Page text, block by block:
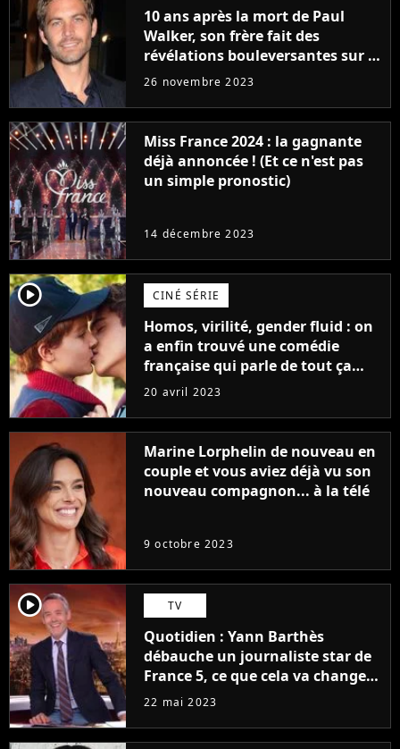
10 ans après la mort de Paul
Walker, son frère fait des
révélations bouleversantes sur la
réaction des acteurs de Fast and
26 novembre 2023
Miss France 2024 : la gagnante
déjà annoncée ! (Et ce n'est pas
un simple pronostic)
14 décembre 2023
player2 CINÉ SÉRIE
Homos, virilité, gender fluid : on
a enfin trouvé une comédie
française qui parle de tout ça
sans être super ringarde
20 avril 2023
Marine Lorphelin de nouveau en
couple et vous aviez déjà vu son
nouveau compagnon... à la télé
9 octobre 2023
player2 TV
Quotidien : Yann Barthès
débauche un journaliste star de
France 5, ce que cela va changer
à la rentrée
22 mai 2023